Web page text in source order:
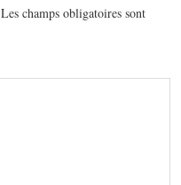
Les champs obligatoires sont